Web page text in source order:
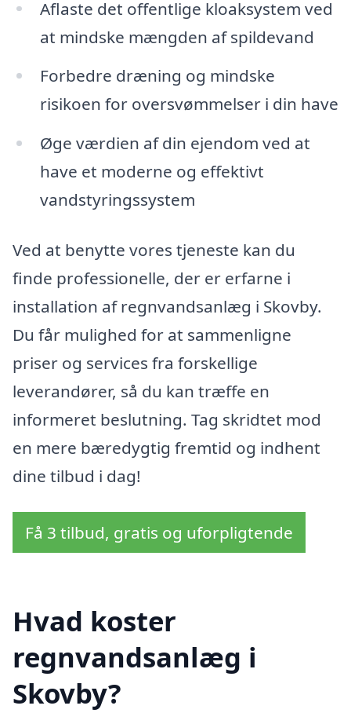
Aflaste det offentlige kloaksystem ved
at mindske mængden af spildevand
Forbedre dræning og mindske
risikoen for oversvømmelser i din have
Øge værdien af din ejendom ved at
have et moderne og effektivt
vandstyringssystem
Ved at benytte vores tjeneste kan du
finde professionelle, der er erfarne i
installation af regnvandsanlæg i Skovby.
Du får mulighed for at sammenligne
priser og services fra forskellige
leverandører, så du kan træffe en
informeret beslutning. Tag skridtet mod
en mere bæredygtig fremtid og indhent
dine tilbud i dag!
Få 3 tilbud, gratis og uforpligtende
Hvad koster
regnvandsanlæg i
Skovby?